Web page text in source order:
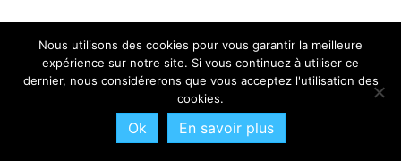
Nous utilisons des cookies pour vous garantir la meilleure
expérience sur notre site. Si vous continuez à utiliser ce
dernier, nous considérerons que vous acceptez l'utilisation des
cookies.
Ok En savoir plus